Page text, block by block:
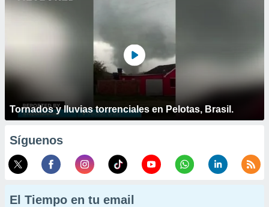
Tornados y lluvias torrenciales en Pelotas, Brasil.
Síguenos
El Tiempo en tu email